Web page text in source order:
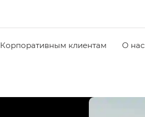
Корпоративным клиентам О нас